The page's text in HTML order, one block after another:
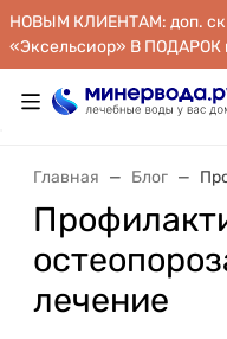
НОВЫМ КЛИЕНТАМ: доп.
«Эксельсиор» В ПОДАРОК
Главная Блог
лечение